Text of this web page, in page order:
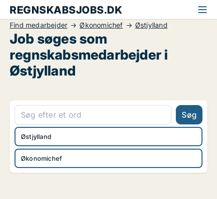
REGNSKABSJOBS.DK
Find medarbejder Økonomichef Østjylland
Job søges som
regnskabsmedarbejder i
Østjylland
Søg
Økonomichef
Østjylland